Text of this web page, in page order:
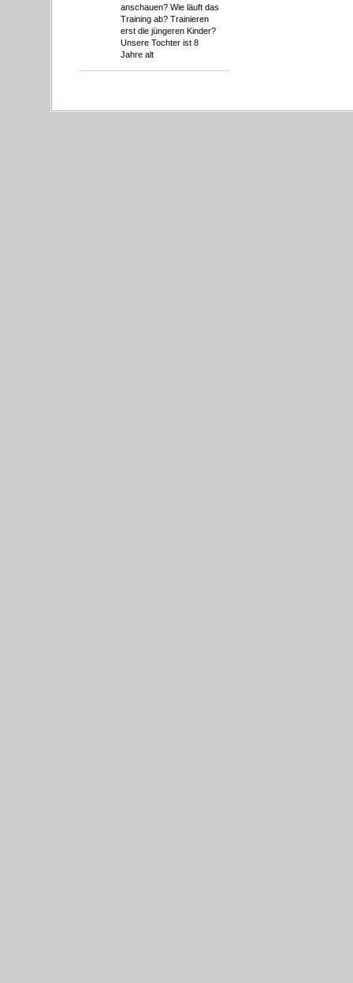
anschauen? Wie läuft das
Training ab? Trainieren
erst die jüngeren Kinder?
Unsere Tochter ist 8
Jahre alt